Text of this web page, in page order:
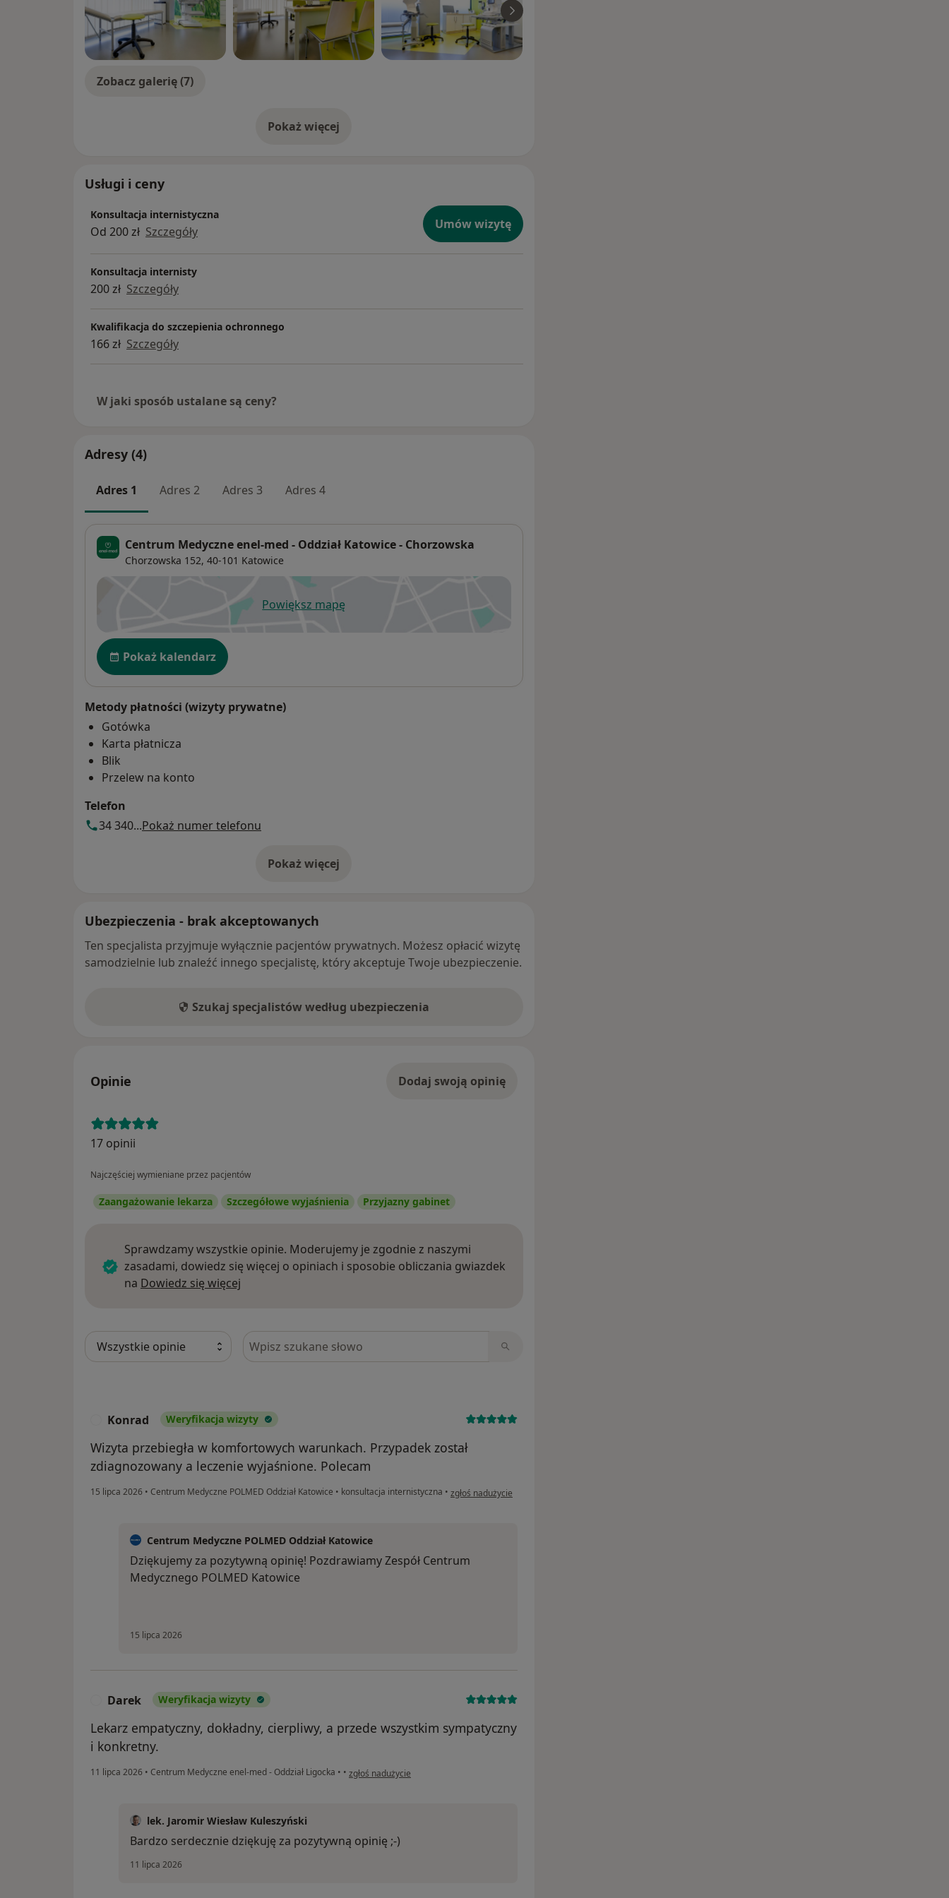
Zobacz galerię (7)
Pokaż więcejo doświadczeniu
Usługi i ceny
Konsultacja internistyczna
Od 200 zł Szczegóły Umów wizytę
Konsultacja internisty
200 zł Szczegóły
Kwalifikacja do szczepienia ochronnego
166 zł Szczegóły
W jaki sposób ustalane są ceny?
Adresy (4)
Adres 1 Adres 2 Adres 3 Adres 4
Centrum Medyczne enel-med - Oddział Katowice - Chorzowska
Chorzowska 152, 40-101 Katowice
Powiększ mapęotwiera się w nowej karcie
Dostępność
Pokaż kalendarz
Metody płatności (wizyty prywatne)
Gotówka
Karta płatnicza
Blik
Przelew na konto
Telefon
34 340...Pokaż numer telefonu
Pokaż więcej
o adresie
Ubezpieczenia - brak akceptowanych
Ten specjalista przyjmuje wyłącznie pacjentów prywatnych. Możesz opłacić wizytę
samodzielnie lub znaleźć innego specjalistę, który akceptuje Twoje ubezpieczenie.
Szukaj specjalistów według ubezpieczenia
Opinie Dodaj swoją opinię
17 opinii
Najczęściej wymieniane przez pacjentów
Zaangażowanie lekarza Szczegółowe wyjaśnienia Przyjazny gabinet
Sprawdzamy wszystkie opinie. Moderujemy je zgodnie z naszymi
zasadami, dowiedz się więcej o opiniach i sposobie obliczania gwiazdek
na Dowiedz się więcej
Szukaj w opiniach
Konrad Weryfikacja wizyty
Wizyta przebiegła w komfortowych warunkach. Przypadek został
zdiagnozowany a leczenie wyjaśnione. Polecam
15 lipca 2026 • Centrum Medyczne POLMED Oddział Katowice • konsultacja internistyczna • w opinii użytkownika Konrad
zgłoś nadużycie
Centrum Medyczne POLMED Oddział Katowice
Dziękujemy za pozytywną opinię! Pozdrawiamy Zespół Centrum
Medycznego POLMED Katowice
15 lipca 2026
Darek Weryfikacja wizyty
Lekarz empatyczny, dokładny, cierpliwy, a przede wszystkim sympatyczny
i konkretny.
11 lipca 2026 • Centrum Medyczne enel-med - Oddział Ligocka • • w opinii użytkownika Darek
zgłoś nadużycie
lek. Jaromir Wiesław Kuleszyński
Bardzo serdecznie dziękuję za pozytywną opinię ;-)
11 lipca 2026